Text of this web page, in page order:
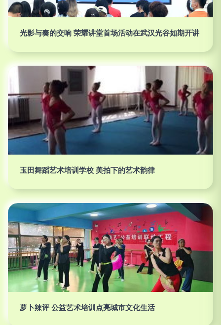
光影与奏的交响 荣耀讲堂首场活动在武汉光谷如期开讲
玉田舞蹈艺术培训学校 美拍下的艺术韵律
萝卜辣评 公益艺术培训点亮城市文化生活